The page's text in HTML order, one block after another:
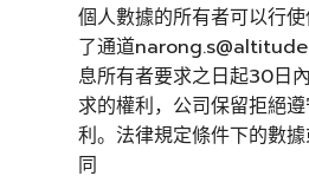
個人數據的所有者可以行
了通道
息所有者要求之日起30日
求的權利，公司保留拒絕
利。法律規定條件下的數
同